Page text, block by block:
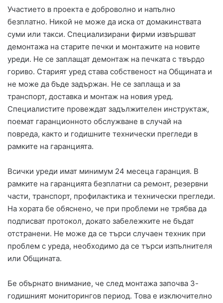
Участието в проекта е доброволно и напълно
безплатно. Никой не може да иска от домакинствата
суми или такси. Специализирани фирми извършват
демонтажа на старите печки и монтажите на новите
уреди. Не се заплащат демонтаж на печката с твърдо
гориво. Старият уред става собственост на Общината и
не може да бъде задържан. Не се заплаща и за
транспорт, доставка и монтаж на новия уред.
Специалистите провеждат задължителен инструктаж,
поемат гаранционното обслужване в случай на
повреда, както и годишните технически прегледи в
рамките на гаранцията.
Всички уреди имат минимум 24 месеца гаранция. В
рамките на гаранцията безплатни са ремонт, резервни
части, транспорт, профилактика и технически прегледи.
На хората бе обяснено, че при проблеми не трябва да
подписват протокол, докато забележките не бъдат
отстранени. Не може да се търси случаен техник при
проблем с уреда, необходимо да се търси изпълнителя
или Общината.
Бе обърнато внимание, че след монтажа започва 3-
годишният мониторингов период. Това е изключително